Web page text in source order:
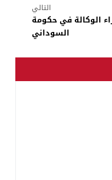
التالي
الوكالة في حكومة
السوداني